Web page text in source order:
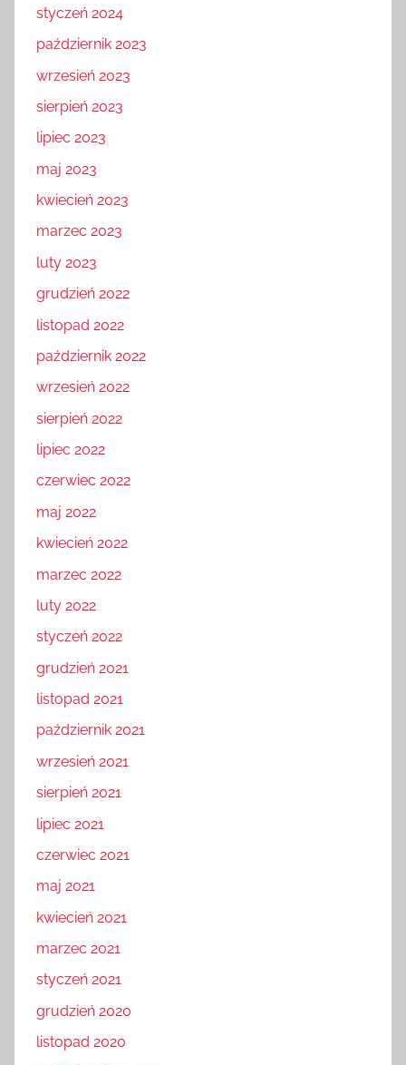
styczeń 2024
październik 2023
wrzesień 2023
sierpień 2023
lipiec 2023
maj 2023
kwiecień 2023
marzec 2023
luty 2023
grudzień 2022
listopad 2022
październik 2022
wrzesień 2022
sierpień 2022
lipiec 2022
czerwiec 2022
maj 2022
kwiecień 2022
marzec 2022
luty 2022
styczeń 2022
grudzień 2021
listopad 2021
październik 2021
wrzesień 2021
sierpień 2021
lipiec 2021
czerwiec 2021
maj 2021
kwiecień 2021
marzec 2021
styczeń 2021
grudzień 2020
listopad 2020